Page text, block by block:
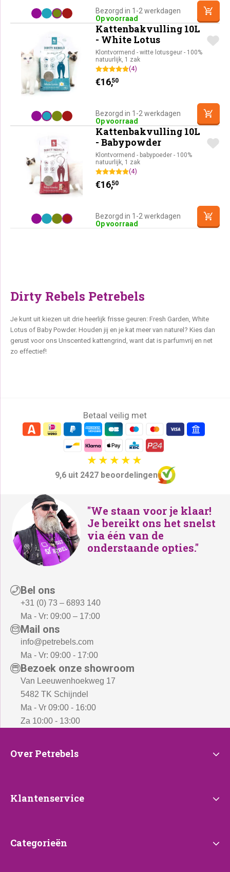
Bezorgd in 1-2 werkdagen
Op voorraad
Kattenbakvulling 10L
- White Lotus
Klontvormend - witte lotusgeur - 100%
natuurlijk, 1 zak
(4)
€16,50
Bezorgd in 1-2 werkdagen
Op voorraad
Kattenbakvulling 10L
- Babypowder
Klontvormend - babypoeder - 100%
natuurlijk, 1 zak
(4)
€16,50
Bezorgd in 1-2 werkdagen
Op voorraad
Dirty Rebels Petrebels
Je kunt uit kiezen uit drie heerlijk frisse geuren: Fresh Garden, White
Lotus of Baby Powder. Houden jij en je kat meer van naturel? Kies dan
gerust voor ons Unscented kattengrind, want dat is parfumvrij en net
zo effectief!
Betaal veilig met
9,6 uit 2427 beoordelingen
"We staan voor je klaar!
Je bereikt ons het snelst
via één van de
onderstaande opties."
Bel ons
+31 (0) 73 – 6893 140
Ma - Vr: 09:00 – 17:00
Mail ons
info@petrebels.com
Ma - Vr: 09:00 - 17:00
Bezoek onze showroom
Van Leeuwenhoekweg 17
5482 TK Schijndel
Ma - Vr 09:00 - 16:00
Za 10:00 - 13:00
Over
Over Petrebels
Klantenservice
Klantenservice
Categorieën
Categorieën